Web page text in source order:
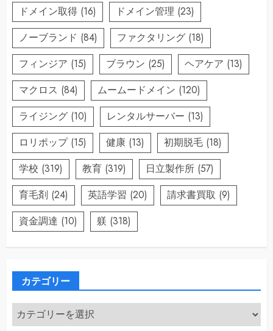
ドメイン取得 (16) ドメイン管理 (23)
ノーブランド (84) ファクタリング (18)
フィンジア (15) ブラウン (25) ヘアケア (13)
マクロス (84) ムームードメイン (120)
ライジング (10) レンタルサーバー (13)
ロリポップ(15) 健康 (13) 初期脱毛 (18)
学校 (319) 教育 (319) 日立製作所 (57)
育毛剤 (24) 英語学習 (20) 請求書買取 (9)
資金調達 (10) 躾 (318)
カテゴリー
カ
テ